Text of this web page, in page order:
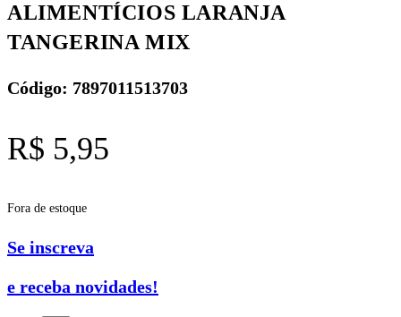
ALIMENTÍCIOS LARANJA
TANGERINA MIX
Código: 7897011513703
R$ 5,95
Fora de estoque
Se inscreva
e receba novidades!